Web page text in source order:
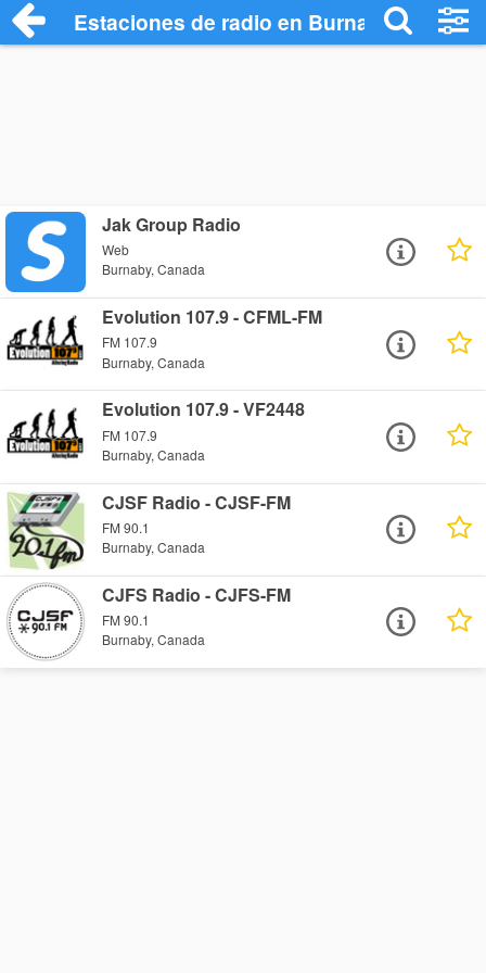
Estaciones de radio en Burnaby -
Jak Group Radio
Web
Burnaby, Canada
Evolution 107.9 - CFML-FM
FM 107.9
Burnaby, Canada
Evolution 107.9 - VF2448
FM 107.9
Burnaby, Canada
CJSF Radio - CJSF-FM
FM 90.1
Burnaby, Canada
CJFS Radio - CJFS-FM
FM 90.1
Burnaby, Canada